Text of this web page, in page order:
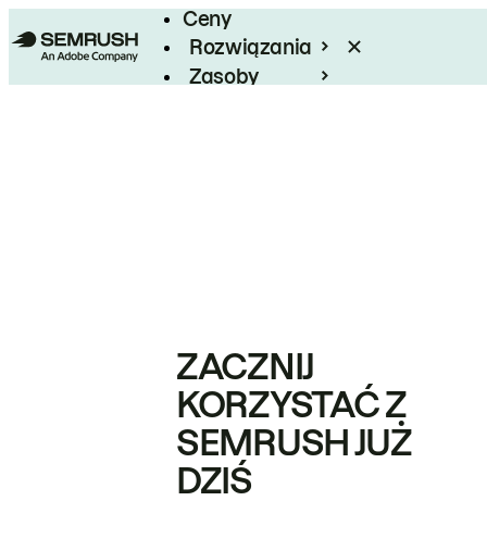
Ceny
Rozwiązania
Zasoby
ZACZNIJ
KORZYSTAĆ Z
SEMRUSH JUŻ
DZIŚ